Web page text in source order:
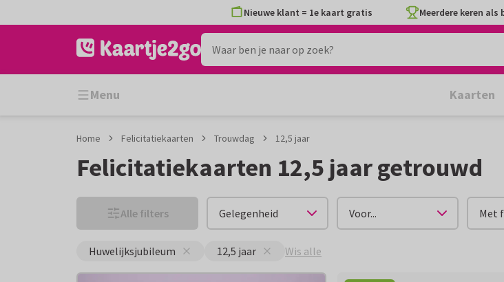
naar
naar
Nieuwe klant = 1e kaart gratis Meerdere keren als
Menu Kaarten
Home Felicitatiekaarten Trouwdag 12,5 jaar
Felicitatiekaarten 12,5 jaar getrouwd
Alle filters Gelegenheid Voor... Met
Huwelijksjubileum 12,5 jaar Wis alle